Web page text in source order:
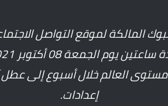
المالكة لموقع التواصل
العالم خلال أسبوع إلى عطل
إعدادات.